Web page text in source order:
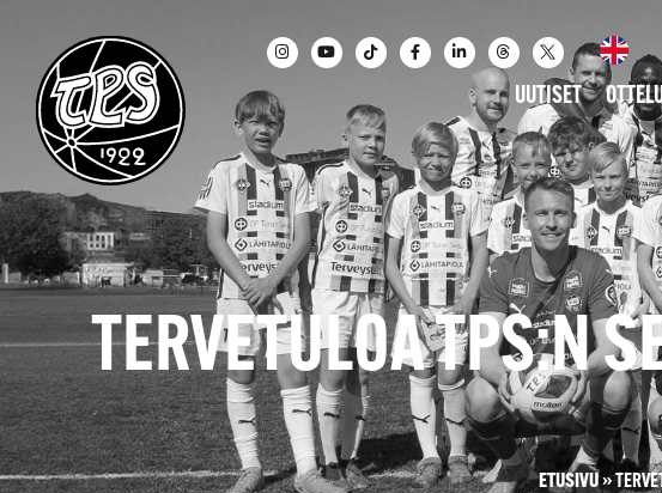
UUTISET
TERVETULOA TPS:N
ETUSIVU»